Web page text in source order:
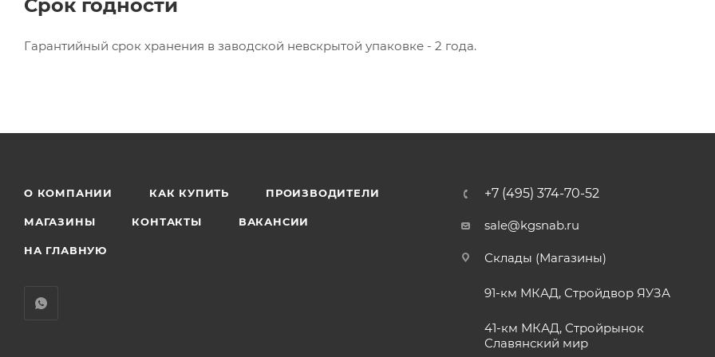
Срок годности
Гарантийный срок хранения в заводской невскрытой упаковке - 2 года.
О КОМПАНИИ КАК КУПИТЬ ПРОИЗВОДИТЕЛИ
МАГАЗИНЫ КОНТАКТЫ ВАКАНСИИ
НА ГЛАВНУЮ
+7 (495) 374-70-52
sale@kgsnab.ru
Склады (Магазины)
91-км МКАД, Стройдвор ЯУЗА
41-км МКАД, Стройрынок
Славянский мир